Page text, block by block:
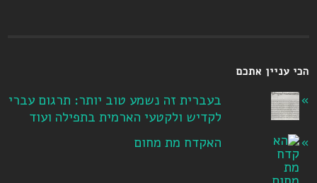
הכי עניין אתכם
בעברית זה נשמע טוב יותר: תרגום עברי
לקדיש ולקטעי הארמית בתפילה ועוד
האקדח מת מחום